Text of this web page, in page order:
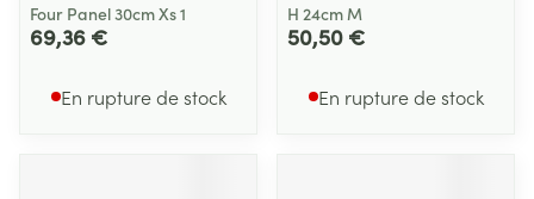
Four Panel 30cm Xs 1
69,36 €
En rupture de stock
H 24cm M
50,50 €
En rupture de stock